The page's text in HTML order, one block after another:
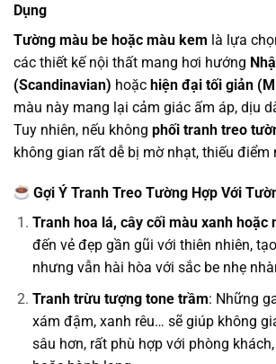
Dụng
Tường màu be hoặc màu kem là lựa
các thiết kế nội thất mang hơi hướng
(Scandinavian) hoặc hiện đại tối giản
màu này mang lại cảm giác ấm áp, dịu
Tuy nhiên, nếu không phối tranh treo
không gian rất dễ bị mờ nhạt, thiếu điểm
Gợi Ý Tranh Treo Tường Hợp Với
Tranh hoa lá, cây cối màu xanh hoặc
đến vẻ đẹp gần gũi với thiên nhiên,
nhưng vẫn hài hòa với sắc be nhẹ
Tranh trừu tượng tone trầm: Những
xám đậm, xanh rêu… sẽ giúp không
sâu hơn, rất phù hợp với phòng